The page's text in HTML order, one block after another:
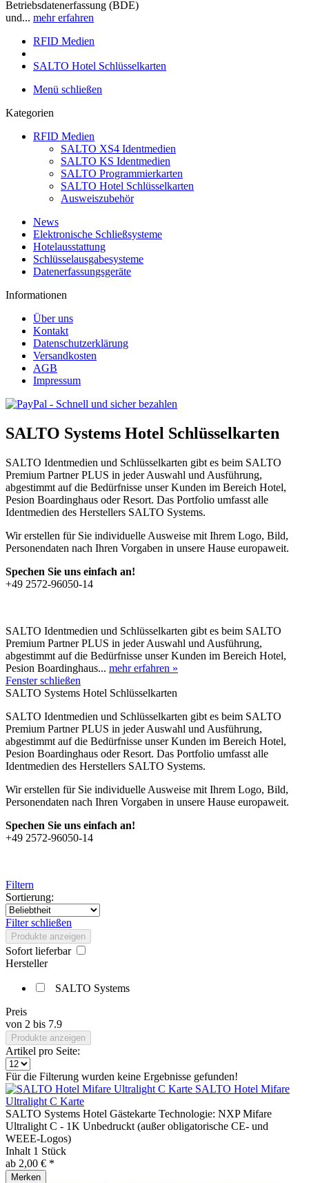
Betriebsdatenerfassung (BDE)
und... mehr erfahren
RFID Medien
SALTO Hotel Schlüsselkarten
Menü schließen
Kategorien
RFID Medien
SALTO XS4 Identmedien
SALTO KS Identmedien
SALTO Programmierkarten
SALTO Hotel Schlüsselkarten
Ausweiszubehör
News
Elektronische Schließsysteme
Hotelausstattung
Schlüsselausgabesysteme
Datenerfassungsgeräte
Informationen
Über uns
Kontakt
Datenschutzerklärung
Versandkosten
AGB
Impressum
SALTO Systems Hotel Schlüsselkarten
SALTO Identmedien und Schlüsselkarten gibt es beim SALTO
Premium Partner PLUS in jeder Auswahl und Ausführung,
abgestimmt auf die Bedürfnisse unser Kunden im Bereich Hotel,
Pesion Boardinghaus oder Resort. Das Portfolio umfasst alle
Identmedien des Herstellers SALTO Systems.
Wir erstellen für Sie individuelle Ausweise mit Ihrem Logo, Bild,
Personendaten nach Ihren Vorgaben in unsere Hause europaweit.
Spechen Sie uns einfach an!
+49 2572-96050-14
SALTO Identmedien und Schlüsselkarten gibt es beim SALTO
Premium Partner PLUS in jeder Auswahl und Ausführung,
abgestimmt auf die Bedürfnisse unser Kunden im Bereich Hotel,
Pesion Boardinghaus... mehr erfahren »
Fenster schließen
SALTO Systems Hotel Schlüsselkarten
SALTO Identmedien und Schlüsselkarten gibt es beim SALTO
Premium Partner PLUS in jeder Auswahl und Ausführung,
abgestimmt auf die Bedürfnisse unser Kunden im Bereich Hotel,
Pesion Boardinghaus oder Resort. Das Portfolio umfasst alle
Identmedien des Herstellers SALTO Systems.
Wir erstellen für Sie individuelle Ausweise mit Ihrem Logo, Bild,
Personendaten nach Ihren Vorgaben in unsere Hause europaweit.
Spechen Sie uns einfach an!
+49 2572-96050-14
Filtern
Sortierung:
Filter schließen
Produkte anzeigen
Sofort lieferbar
Hersteller
SALTO Systems
Preis
von 2 bis 7.9
Produkte anzeigen
Artikel pro Seite:
Für die Filterung wurden keine Ergebnisse gefunden!
SALTO Hotel Mifare
Ultralight C Karte
SALTO Systems Hotel Gästekarte Technologie: NXP Mifare
Ultralight C - 1K Unbedruckt (außer obligatorische CE- und
WEEE-Logos)
Inhalt 1 Stück
ab 2,00 € *
Merken